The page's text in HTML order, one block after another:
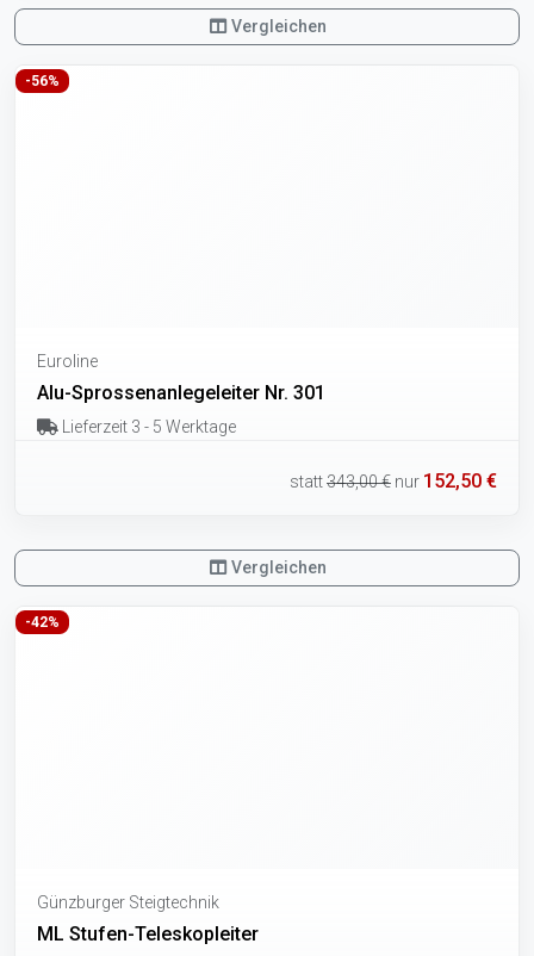
Vergleichen
-56%
Euroline
Alu-Sprossenanlegeleiter Nr. 301
Lieferzeit 3 - 5 Werktage
statt343,00 € nur 152,50 €
Vergleichen
-42%
Günzburger Steigtechnik
ML Stufen-Teleskopleiter